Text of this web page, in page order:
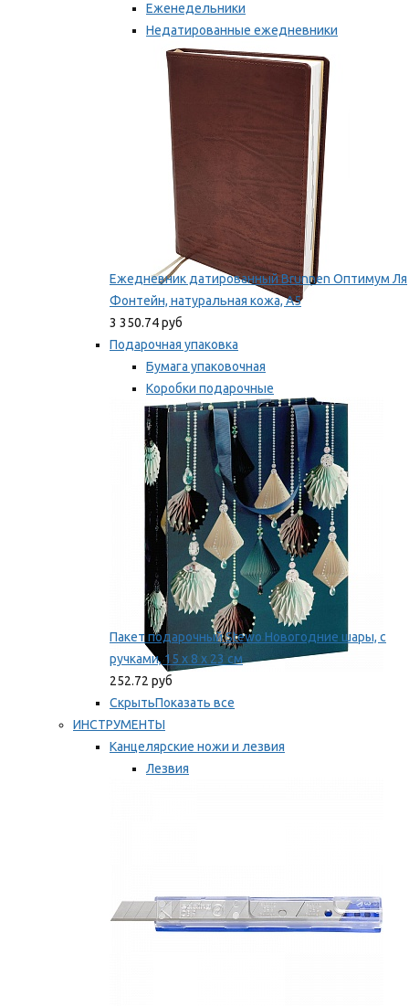
Еженедельники
Недатированные ежедневники
Планинги
Мы рекомендуем
Ежедневник датированный Brunnen Оптимум Ля
Фонтейн, натуральная кожа, А5
3 350.74 руб
Подарочная упаковка
Бумага упаковочная
Коробки подарочные
Ленты, бобины
Мы рекомендуем
Пакет подарочный Stewo Новогодние шары, с
ручками, 15 х 8 х 23 см
252.72 руб
СкрытьПоказать все
ИНСТРУМЕНТЫ
Канцелярские ножи и лезвия
Лезвия